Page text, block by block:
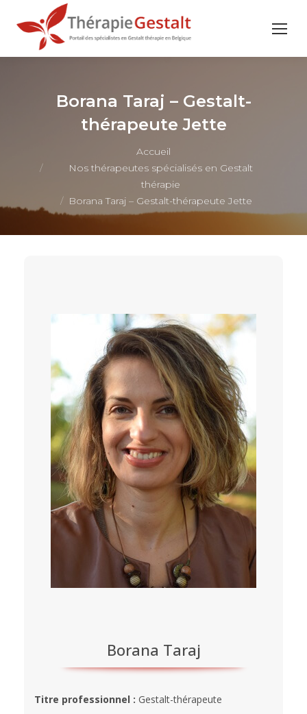
Borana Taraj – Gestalt-
thérapeute Jette
Accueil
Nos thérapeutes spécialisés en Gestalt
thérapie
Borana Taraj – Gestalt-thérapeute Jette
Borana Taraj
Titre professionnel : Gestalt-thérapeute